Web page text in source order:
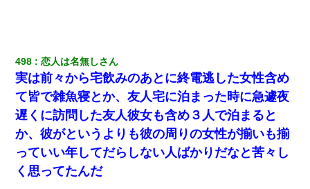
498 恋人は名無しさん
実は前々から宅飲みのあとに終電逃した女性含め
て皆で雑魚寝とか、友人宅に泊まった時に急遽夜
遅くに訪問した友人彼女も含め３人で泊まると
か、彼がというよりも彼の周りの女性が揃いも揃
っていい年してだらしない人ばかりだなと苦々し
く思ってたんだ